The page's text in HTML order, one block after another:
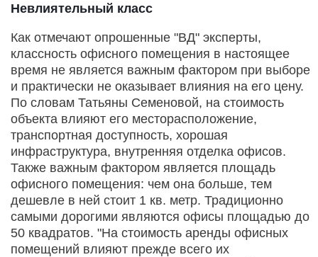
Невлиятельный класс
Как отмечают опрошенные "ВД" эксперты,
классность офисного помещения в настоящее
время не является важным фактором при выборе
и практически не оказывает влияния на его цену.
По словам Татьяны Семеновой, на стоимость
объекта влияют его месторасположение,
транспортная доступность, хорошая
инфраструктура, внутренняя отделка офисов.
Также важным фактором является площадь
офисного помещения: чем она больше, тем
дешевле в ней стоит 1 кв. метр. Традиционно
самыми дорогими являются офисы площадью до
50 квадратов. "На стоимость аренды офисных
помещений влияют прежде всего их